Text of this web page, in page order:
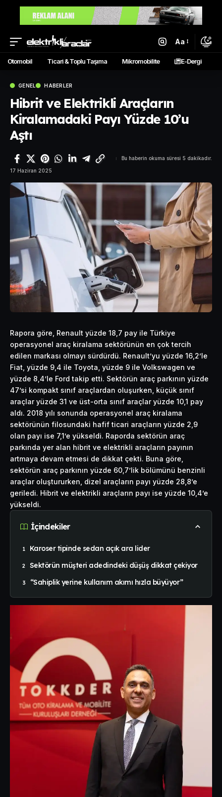
Aa
Otomobil Ticari & Toplu Taşıma Mikromobilite E-Dergi
GENEL HABERLER
Hibrit ve Elektrikli Araçların
Kiralamadaki Payı Yüzde 10’u
Aştı
17 Haziran 2025
Bu haberin okuma süresi 5 dakikadır.
Rapora göre, Renault yüzde 18,7 pay ile Türkiye
operasyonel araç kiralama sektörünün en çok tercih
edilen markası olmayı sürdürdü. Renault’yu yüzde 16,2’le
Fiat, yüzde 9,4 ile Toyota, yüzde 9 ile Volkswagen ve
yüzde 8,4’le Ford takip etti. Sektörün araç parkının yüzde
47’si kompakt sınıf araçlardan oluşurken, küçük sınıf
araçlar yüzde 31 ve üst-orta sınıf araçlar yüzde 10,1 pay
aldı. 2018 yılı sonunda operasyonel araç kiralama
sektörünün filosundaki hafif ticari araçların yüzde 2,9
olan payı ise 7,1’e yükseldi. Raporda sektörün araç
parkında yer alan hibrit ve elektrikli araçların payının
artmaya devam etmesi de dikkat çekti. Buna göre,
sektörün araç parkının yüzde 60,7’lik bölümünü benzinli
araçlar oluştururken, dizel araçların payı yüzde 28,8’e
geriledi. Hibrit ve elektrikli araçların payı ise yüzde 10,4’e
yükseldi.
İçindekiler
Karoser tipinde sedan açık ara lider
Sektörün müşteri adedindeki düşüş dikkat çekiyor
“Sahiplik yerine kullanım akımı hızla büyüyor”